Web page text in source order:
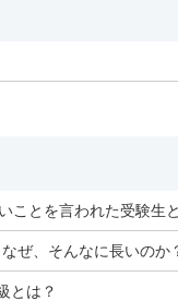
ことを言われた受験生
ぜ、そんなに長いのか
とは？